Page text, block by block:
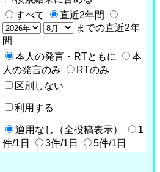
すべて
直近2年間
までの直近2年
間
本人の発言・RTともに
本
人の発言のみ
RTのみ
区別しない
利用する
適用なし（全投稿表示）
1
件/1日
3件/1日 5件/1日